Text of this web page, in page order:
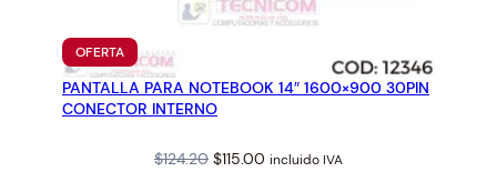
OFERTAPRODUCTO
EN
OFERTA
PANTALLA PARA NOTEBOOK 14″ 1600×900 30PIN
CONECTOR INTERNO
$124.20 Original
$115.00 Current
incluido IVA